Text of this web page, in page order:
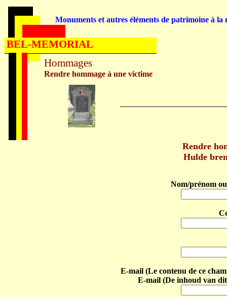
Rendre
Hulde
Nom/prénom
E-mail (Le contenu de ce
E-mail (De inhoud van
Hommages
Rendre hommage à une victime
Monuments et autres éléments de patrimoine à la
BEL-MEMORIAL